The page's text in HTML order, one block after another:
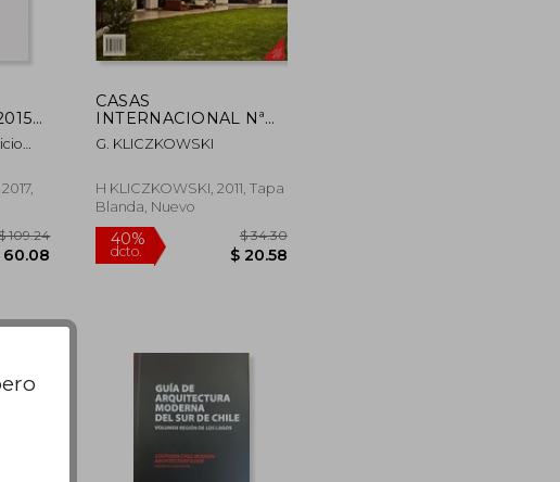
$ 109.24
$ 60.08
CASAS
INTERNACIONAL Nª
128. EMILIO SOYER
NASH ARQUITECTO
G. KLICZKOWSKI
H KLICZKOWSKI, 2011, Tapa
Blanda, Nuevo
40%
dcto.